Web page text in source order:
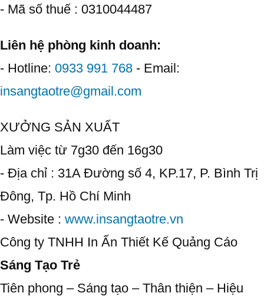
- Mã số thuế : 0310044487
Liên hệ phòng kinh doanh:
- Hotline: 0933 991 768 - Email:
insangtaotre@gmail.com
XƯỞNG SẢN XUẤT
Làm việc từ 7g30 đến 16g30
- Địa chỉ : 31A Đường số 4, KP.17, P. Bình Trị
Đông, Tp. Hồ Chí Minh
- Website : www.insangtaotre.vn
Công ty TNHH In Ấn Thiết Kế Quảng Cáo
Sáng Tạo Trẻ
Tiên phong – Sáng tạo – Thân thiện – Hiệu